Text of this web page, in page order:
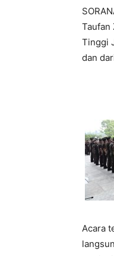
Taufan
Tinggi
dan
Acara